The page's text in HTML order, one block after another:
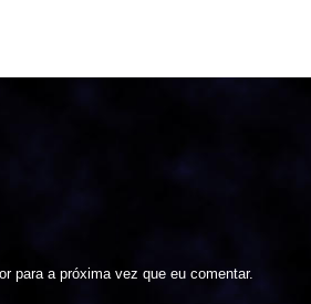
para a próxima vez que eu comentar.